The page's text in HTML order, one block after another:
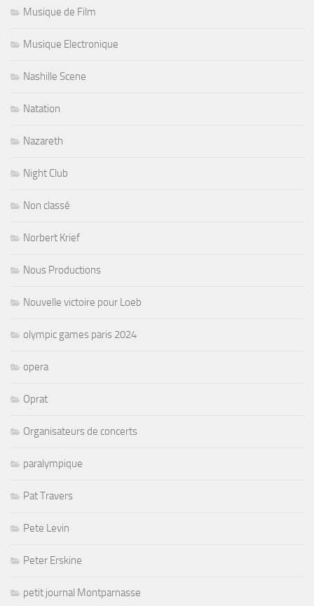
Musique de Film
Musique Electronique
Nashille Scene
Natation
Nazareth
Night Club
Non classé
Norbert Krief
Nous Productions
Nouvelle victoire pour Loeb
olympic games paris 2024
opera
Oprat
Organisateurs de concerts
paralympique
Pat Travers
Pete Levin
Peter Erskine
petit journal Montparnasse